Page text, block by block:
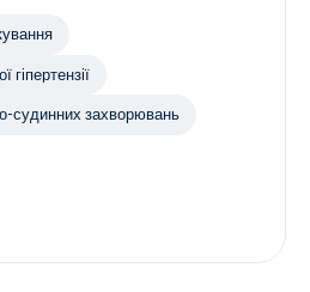
гіпертензії
судинних захворювань